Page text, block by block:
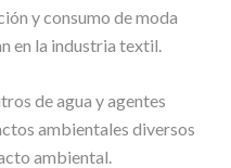
y consumo de moda
en la industria textil.
de agua y agentes
ambientales diversos
ambiental.